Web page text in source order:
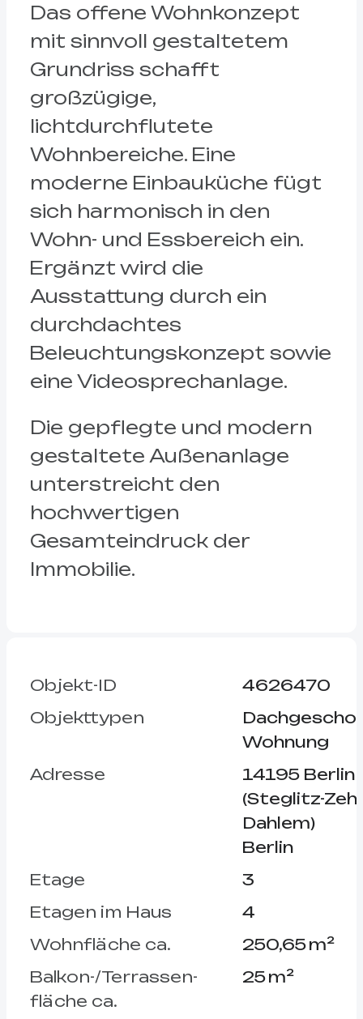
Das offene Wohnkonzept
mit sinnvoll gestaltetem
Grundriss schafft
großzügige,
lichtdurchflutete
Wohnbereiche. Eine
moderne Einbauküche fügt
sich harmonisch in den
Wohn- und Essbereich ein.
Ergänzt wird die
Ausstattung durch ein
durchdachtes
Beleuchtungskonzept sowie
eine Videosprechanlage.
Die gepflegte und modern
gestaltete Außenanlage
unterstreicht den
hochwertigen
Gesamteindruck der
Immobilie.
Objekt-ID
4626470
Objekttypen
Wohnung
Adresse
14195 Berlin
(Steglitz-
Dahlem)
Berlin
Etage
3
Etagen im Haus
4
Wohnfläche ca.
250,65 m²
Balkon-/Terrassen­
fläche ca.
25 m²